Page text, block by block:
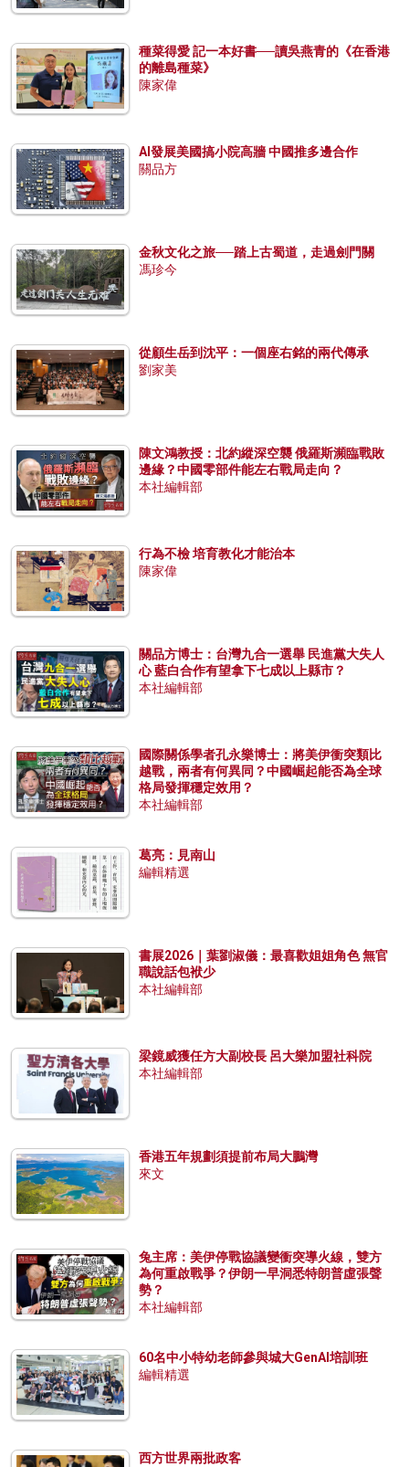
種菜得愛 記一本好書──讀吳燕青的《在香港
的離島種菜》
陳家偉
AI發展美國搞小院高牆 中國推多邊合作
關品方
金秋文化之旅──踏上古蜀道，走過劍門關
馮珍今
從顧生岳到沈平：一個座右銘的兩代傳承
劉家美
陳文鴻教授：北約縱深空襲 俄羅斯瀕臨戰敗
邊緣？中國零部件能左右戰局走向？
本社編輯部
行為不檢 培育教化才能治本
陳家偉
關品方博士：台灣九合一選舉 民進黨大失人
心 藍白合作有望拿下七成以上縣市？
本社編輯部
國際關係學者孔永樂博士：將美伊衝突類比
越戰，兩者有何異同？中國崛起能否為全球
格局發揮穩定效用？
本社編輯部
葛亮：見南山
編輯精選
書展2026｜葉劉淑儀：最喜歡姐姐角色 無官
職說話包袱少
本社編輯部
梁鏡威獲任方大副校長 呂大樂加盟社科院
本社編輯部
香港五年規劃須提前布局大鵬灣
來文
兔主席：美伊停戰協議變衝突導火線，雙方
為何重啟戰爭？伊朗一早洞悉特朗普虛張聲
勢？
本社編輯部
60名中小特幼老師參與城大GenAI培訓班
編輯精選
西方世界兩批政客